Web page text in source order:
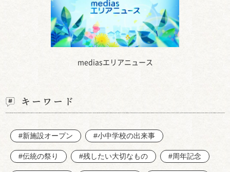
mediasエリアニュース
キーワード
#新施設オープン #小中学校の出来事
#伝統の祭り #残したい大切なもの #周年記念